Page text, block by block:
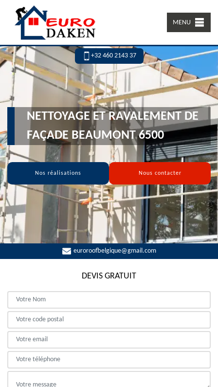
MENU
+32 460 2143 37
NETTOYAGE ET RAVALEMENT DE
FAÇADE BEAUMONT 6500
Nos réalisations Nous contacter
euroroofbelgique@gmail.com
DEVIS GRATUIT